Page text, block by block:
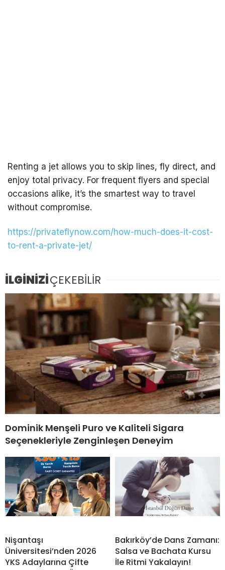
Renting a jet allows you to skip lines, fly direct, and
enjoy total privacy. For frequent flyers and special
occasions alike, it’s the smartest way to travel
without compromise.
https://privateflynow.com/how-much-does-it-cost-
to-rent-a-private-jet/
İLGİNİZİÇEKEBİLİR
Dominik Menşeli Puro ve Kaliteli Sigara
Seçenekleriyle Zenginleşen Deneyim
Nişantaşı
Üniversitesi’nden 2026
YKS Adaylarına Çifte
Bakırköy’de Dans Zamanı:
Salsa ve Bachata Kursu
İle Ritmi Yakalayın!